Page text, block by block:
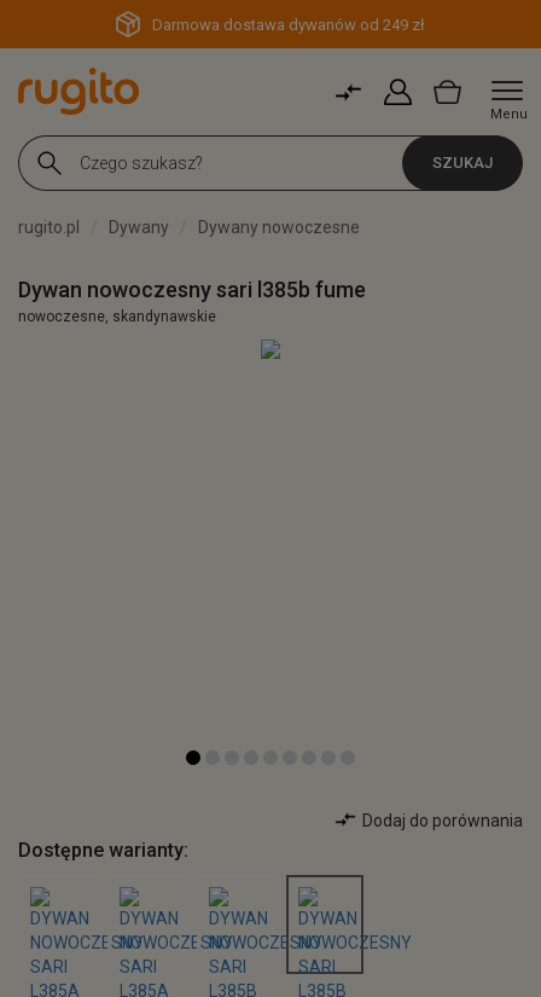
Darmowa dostawa dywanów od 249 zł
Menu
SZUKAJ
rugito.pl Dywany Dywany nowoczesne
Dywan nowoczesny sari l385b fume
nowoczesne, skandynawskie
Dodaj do porównania
Dostępne warianty: